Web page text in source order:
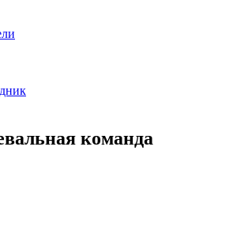
команда